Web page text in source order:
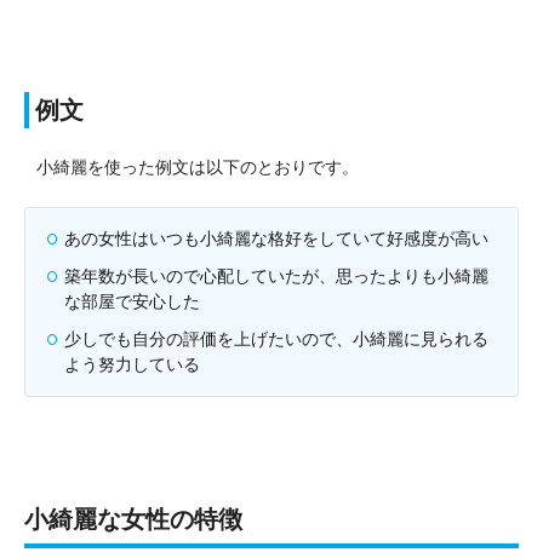
例文
小綺麗を使った例文は以下のとおりです。
あの女性はいつも小綺麗な格好をしていて好感度が高い
築年数が長いので心配していたが、思ったよりも小綺麗
な部屋で安心した
少しでも自分の評価を上げたいので、小綺麗に見られる
よう努力している
小綺麗な女性の特徴